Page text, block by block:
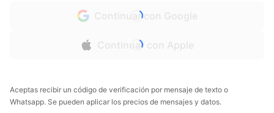
Continuar con Google
Continuar con Apple
Aceptas recibir un código de verificación por mensaje de texto o
Whatsapp. Se pueden aplicar los precios de mensajes y datos.